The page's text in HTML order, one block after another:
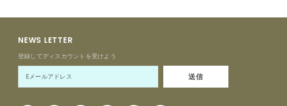
NEWS LETTER
登録してディスカウントを受けよう
送信